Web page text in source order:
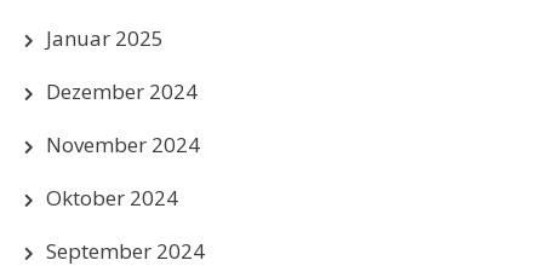
Januar 2025
Dezember 2024
November 2024
Oktober 2024
September 2024